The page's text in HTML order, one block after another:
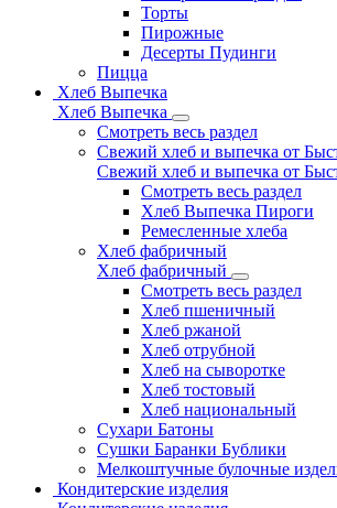
Торты
Пирожные
Десерты Пудинги
Пицца
Хлеб Выпечка
Хлеб Выпечка
Смотреть весь раздел
Свежий хлеб и выпечка от
Свежий хлеб и выпечка от
Смотреть весь раздел
Хлеб Выпечка Пироги
Ремесленные хлеба
Хлеб фабричный
Хлеб фабричный
Смотреть весь раздел
Хлеб пшеничный
Хлеб ржаной
Хлеб отрубной
Хлеб на сыворотке
Хлеб тостовый
Хлеб национальный
Сухари Батоны
Сушки Баранки Бублики
Мелкоштучные булочные
Кондитерские изделия